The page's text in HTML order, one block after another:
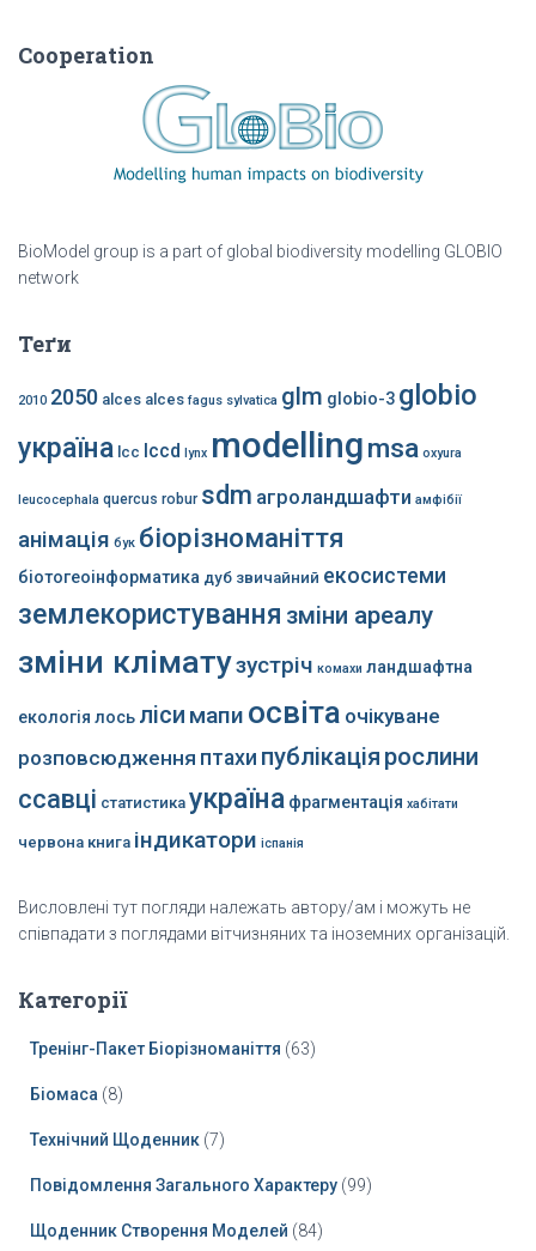
Cooperation
BioModel group is a part of global biodiversity modelling GLOBIO
network
Теґи
2010 2050 alces alces fagus sylvatica glm globio-3 globio
україна lcc lccd lynx modellingmsa oxyura
leucocephala quercus robur sdm агроландшафти амфібії
анімація бук біорізноманіття
біотогеоінформатика дуб звичайний екосистеми
землекористування зміни ареалу
зміни кліматузустріч комахи ландшафтна
екологія лось ліси мапи освіта очікуване
розповсюдження птахи публікація рослини
ссавці статистика україна фрагментація хабітати
червона книга індикатори іспанія
Висловлені тут погляди належать автору/ам і можуть не
співпадати з поглядами вітчизняних та іноземних організацій.
Категорії
Тренінг-Пакет Біорізноманіття (63)
Біомаса (8)
Технічний Щоденник (7)
Повідомлення Загального Характеру (99)
Щоденник Створення Моделей (84)